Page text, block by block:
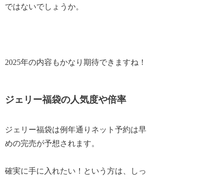
ではないでしょうか。
2025年の内容もかなり期待できますね！
ジェリー福袋の人気度や倍率
ジェリー福袋は例年通りネット予約は早
めの完売が予想されます。
確実に手に入れたい！という方は、しっ